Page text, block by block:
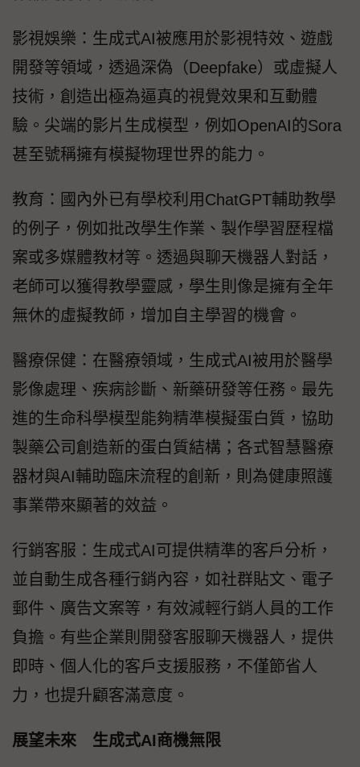
影視娛樂：生成式AI被應用於影視特效、遊戲
開發等領域，透過深偽（Deepfake）或虛擬人
技術，創造出極為逼真的視覺效果和互動體
驗。尖端的影片生成模型，例如OpenAI的Sora
甚至號稱擁有模擬物理世界的能力。
教育：國內外已有學校利用ChatGPT輔助教學
的例子，例如批改學生作業、製作學習歷程檔
案或多媒體教材等。透過與聊天機器人對話，
老師可以獲得教學靈感，學生則像是擁有全年
無休的虛擬教師，增加自主學習的機會。
醫療保健：在醫療領域，生成式AI被用於醫學
影像處理、疾病診斷、新藥研發等任務。最先
進的生命科學模型能夠精準模擬蛋白質，協助
製藥公司創造新的蛋白質結構；各式智慧醫療
器材與AI輔助臨床流程的創新，則為健康照護
事業帶來顯著的效益。
行銷客服：生成式AI可提供精準的客戶分析，
並自動生成各種行銷內容，如社群貼文、電子
郵件、廣告文案等，有效減輕行銷人員的工作
負擔。有些企業則開發客服聊天機器人，提供
即時、個人化的客戶支援服務，不僅節省人
力，也提升顧客滿意度。
展望未來 生成式AI商機無限